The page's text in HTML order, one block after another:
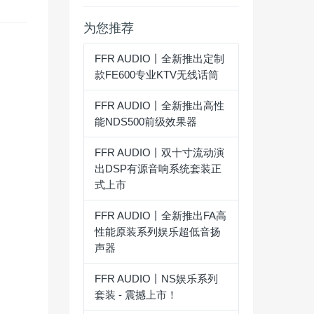
为您推荐
FFR AUDIO丨全新推出定制
款FE600专业KTV无线话筒
FFR AUDIO丨全新推出高性
能NDS500前级效果器
FFR AUDIO丨双十寸流动演
出DSP有源音响系统套装正
式上市
FFR AUDIO丨全新推出FA高
性能原装系列娱乐超低音扬
声器
FFR AUDIO丨NS娱乐系列
套装 - 震撼上市！